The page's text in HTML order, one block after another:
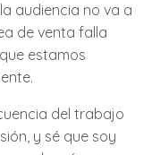
audiencia no va a
de venta falla
estamos
del trabajo
y sé que soy